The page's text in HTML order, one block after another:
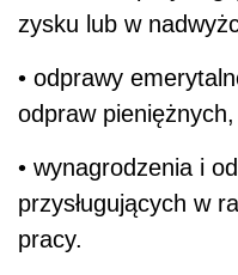
zysku lub w
• odprawy
odpraw pieniężnych,
• wynagrodzenia i
przysługujących w
pracy.